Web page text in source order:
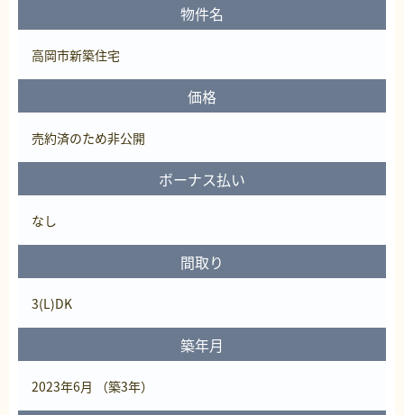
物件名
高岡市新築住宅
価格
売約済のため非公開
ボーナス払い
なし
間取り
3(L)DK
築年月
2023年6月 （築3年）